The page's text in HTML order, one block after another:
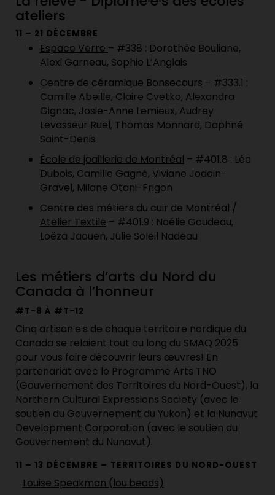
ateliers
11 – 21 DÉCEMBRE
Espace Verre – #338 : Dorothée Bouliane,
Alexi Garneau, Sophie L’Anglais
Centre de céramique Bonsecours – #333.1 :
Camille Abeille, Claire Cvetko, Alexandra
Gignac, Josie-Anne Lemieux, Audrey
Levasseur Ruel, Thomas Monnard, Daphné
Saint-Denis
École de joaillerie de Montréal – #401.8 : Léa
Dubois, Camille Gagné, Viviane Jodoin-
Gravel, Milane Otani-Frigon
Centre des métiers du cuir de Montréal /
Atelier Textile – #401.9 : Noélie Goudeau,
Loëza Jaouen, Julie Soleil Nadeau
Les métiers d’arts du Nord du
Canada à l’honneur
#T-8 À #T-12
Cinq artisan·e·s de chaque territoire nordique du
Canada se relaient tout au long du SMAQ 2025
pour vous faire découvrir leurs œuvres! En
partenariat avec le Programme Arts TNO
(Gouvernement des Territoires du Nord-Ouest), la
Northern Cultural Expressions Society (avec le
soutien du Gouvernement du Yukon) et la Nunavut
Development Corporation (avec le soutien du
Gouvernement du Nunavut).
11 – 13 DÉCEMBRE – TERRITOIRES DU NORD-OUEST
Louise Speakman (lou.beads)